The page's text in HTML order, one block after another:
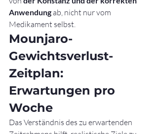
Anwendung ab, nicht nur vom
Medikament selbst.
Mounjaro-
Gewichtsverlust-
Zeitplan:
Erwartungen pro
Woche
Das Verständnis des zu erwartenden